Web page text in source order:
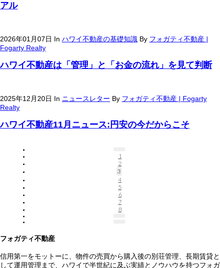
アル
2026年01月07日 In ハワイ不動産の基礎知識 By フォガティ不動産 |
Fogarty Realty
ハワイ不動産は「管理」と「お金の流れ」を見て判断
2025年12月20日 In ニュースレター By フォガティ不動産 | Fogarty
Realty
ハワイ不動産11月ニュース:円安の今だからこそ
1
2
3
4
5
6
7
8
フォガティ不動産
信用第一をモットーに、物件の売買から購入後の別荘管理、長期賃貸と
して運用管理まで、ハワイで半世紀に及ぶ実績とノウハウを持つフォガ